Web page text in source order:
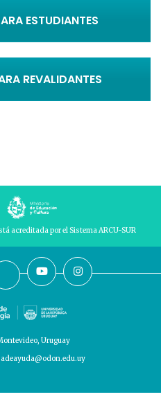
ESTUDIANTES
REVALIDANTES
acreditada por el Sistema ARCU-SUR
Uruguay